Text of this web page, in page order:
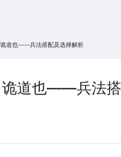
圈
坛
诡道也——兵法搭配及选择解析
诡道也——兵法